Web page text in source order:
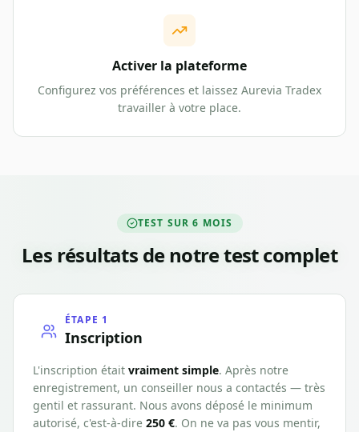
Activer la plateforme
Configurez vos préférences et laissez Aurevia Tradex
travailler à votre place.
TEST SUR 6 MOIS
Les résultats de notre test complet
ÉTAPE 1
Inscription
L'inscription était vraiment simple. Après notre
enregistrement, un conseiller nous a contactés — très
gentil et rassurant. Nous avons déposé le minimum
autorisé, c'est-à-dire 250 €. On ne va pas vous mentir,